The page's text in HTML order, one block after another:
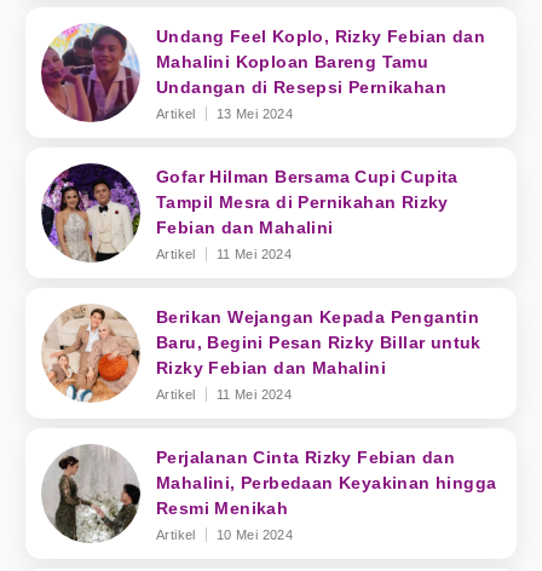
Undang Feel Koplo, Rizky Febian dan
Mahalini Koploan Bareng Tamu
Undangan di Resepsi Pernikahan
Artikel 13 Mei 2024
Gofar Hilman Bersama Cupi Cupita
Tampil Mesra di Pernikahan Rizky
Febian dan Mahalini
Artikel 11 Mei 2024
Berikan Wejangan Kepada Pengantin
Baru, Begini Pesan Rizky Billar untuk
Rizky Febian dan Mahalini
Artikel 11 Mei 2024
Perjalanan Cinta Rizky Febian dan
Mahalini, Perbedaan Keyakinan hingga
Resmi Menikah
Artikel 10 Mei 2024